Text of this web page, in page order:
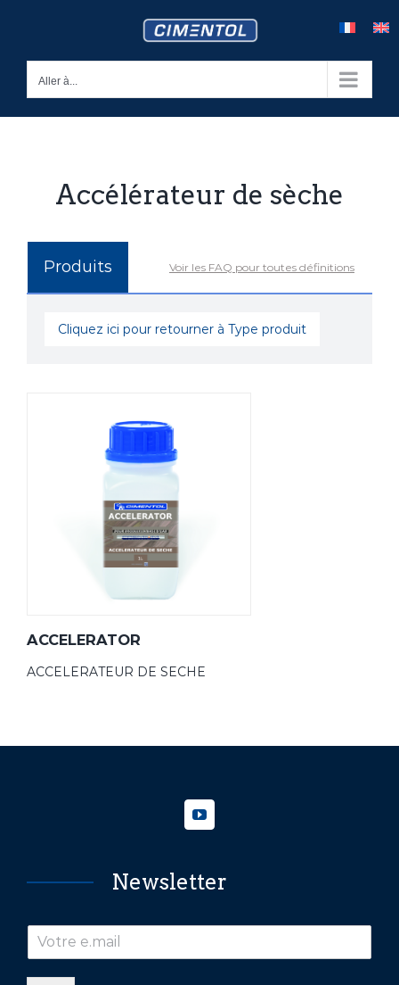
Aller à...
Accélérateur de sèche
Produits Voir les FAQ pour toutes définitions
Cliquez ici pour retourner à Type produit
ACCELERATOR
ACCELERATEUR DE SECHE
Newsletter